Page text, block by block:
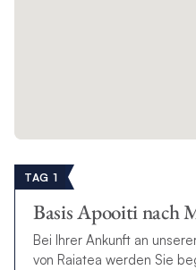
TAG 1
Basis Apooiti nach
Bei Ihrer Ankunft an
von Raiatea werden Sie